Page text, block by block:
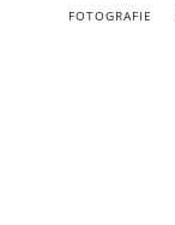
FOTOGRAFIE